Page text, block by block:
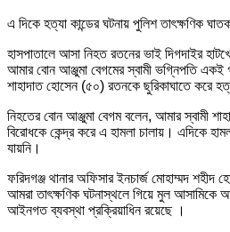
এ দিকে হত্যা কান্ডের ঘটনায় পুলিশ তাৎক্ষণিক
হাসপাতালে আসা নিহত রতনের ভাই দিগদাইর
আমার বোন আঞ্জুমা বেগমের স্বামী ভগ্নিপতি
শাহাদাত হোসেন (৫০) রতনকে ছুরিকাঘাতে করে
নিহতের বোন আঞ্জুমা বেগম বলেন, আমার স্বামী
বিরোধকে কেন্দ্র করে এ হামলা চালায়। এদিকে
যায়নি।
ফরিদগঞ্জ থানার অফিসার ইনচার্জ মোহাম্মদ শহীদ
আমরা তাৎক্ষণিক ঘটনাস্থলে গিয়ে মুল আসামিকে
আইনগত ব্যবস্থা প্রক্রিয়াধিন রয়েছে ।